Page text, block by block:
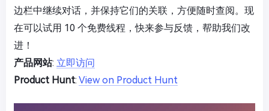
边栏中继续对话，并保持它们的关联，方便随时查阅。现
在可以试用 10 个免费线程，快来参与反馈，帮助我们改
进！
产品网站: 立即访问
Product Hunt: View on Product Hunt